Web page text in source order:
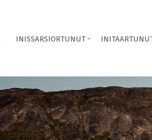
INISSARSIORTUNUT